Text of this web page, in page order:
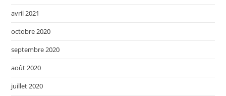
avril 2021
octobre 2020
septembre 2020
août 2020
juillet 2020